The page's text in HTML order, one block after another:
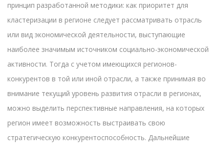
принцип разработанной методики: как приоритет для
кластеризации в регионе следует рассматривать отрасль
или вид экономической деятельности, выступающие
наиболее значимым источником социально-экономической
активности. Тогда с учетом имеющихся регионов-
конкурентов в той или иной отрасли, а также принимая во
внимание текущий уровень развития отрасли в регионах,
можно выделить перспективные направления, на которых
регион имеет возможность выстраивать свою
стратегическую конкурентоспособность. Дальнейшие